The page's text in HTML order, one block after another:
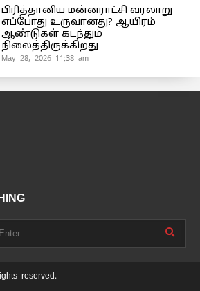
பிரித்தானிய மன்னராட்சி வரலாறு
எப்போது உருவானது? ஆயிரம்
ஆண்டுகள் கடந்தும்
நிலைத்திருக்கிறது
May 28, 2026 11:38 am
reserved.